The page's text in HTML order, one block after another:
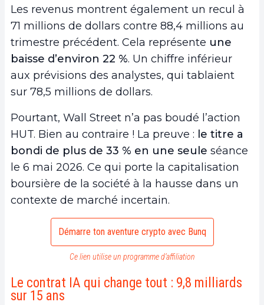
Les revenus montrent également un recul à
71 millions de dollars contre 88,4 millions au
trimestre précédent. Cela représente une
baisse d’environ 22 %. Un chiffre inférieur
aux prévisions des analystes, qui tablaient
sur 78,5 millions de dollars.
Pourtant, Wall Street n’a pas boudé l’action
HUT. Bien au contraire ! La preuve : le titre a
bondi de plus de 33 % en une seule séance
le 6 mai 2026. Ce qui porte la capitalisation
boursière de la société à la hausse dans un
contexte de marché incertain.
Démarre ton aventure crypto avec Bunq
Ce lien utilise un programme d’affiliation
Le contrat IA qui change tout : 9,8 milliards
sur 15 ans